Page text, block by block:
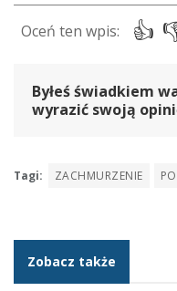
Byłeś świadkiem
wyrazić swoją
Tagi: ZACHMURZENIE
Zobacz także